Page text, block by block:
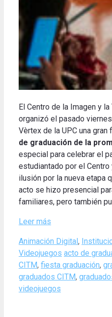
El Centro de la Imagen y
organizó el pasado
Vèrtex de la UPC una
de graduación de la
especial para celebrar el
estudiantado por el
ilusión por la nueva etapa
acto se hizo presencial
familiares, pero también
Leer más
Categories
Animación Digital,
Videojuegos Tags
acto de
CITM, fiesta graduación,
graduados CITM,
videojuegos